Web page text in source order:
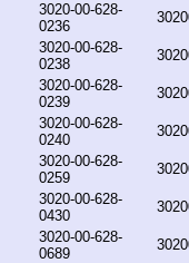
3020-00-628-
0236
3020-00-628-
0238
3020-00-628-
0239
3020-00-628-
0240
3020-00-628-
0259
3020-00-628-
0430
3020-00-628-
0689